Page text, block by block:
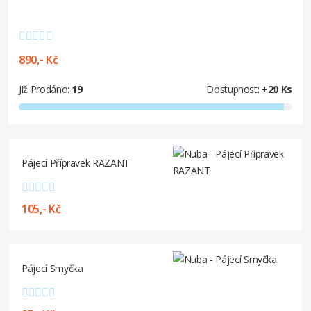
890,- Kč
Již Prodáno: 19 Dostupnost: +20 Ks
Pájecí Přípravek RAZANT
105,- Kč
Pájecí Smyčka